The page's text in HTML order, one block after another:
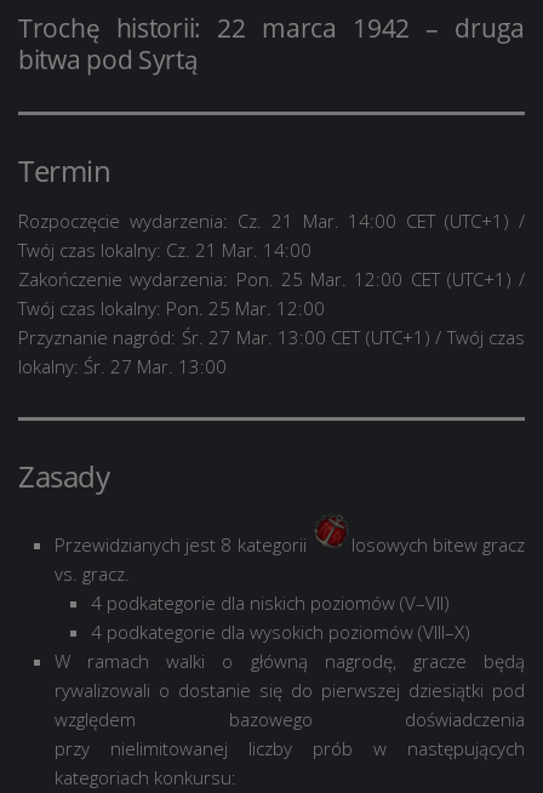
Trochę historii: 22 marca 1942 – druga
bitwa pod Syrtą
Termin
Rozpoczęcie wydarzenia: Cz. 21 Mar. 14:00 CET (UTC+1) /
Twój czas lokalny: Cz. 21 Mar. 14:00
Zakończenie wydarzenia: Pon. 25 Mar. 12:00 CET (UTC+1) /
Twój czas lokalny: Pon. 25 Mar. 12:00
Przyznanie nagród: Śr. 27 Mar. 13:00 CET (UTC+1)/ Twój czas
lokalny: Śr. 27 Mar. 13:00
Zasady
Przewidzianych jest 8 kategorii
losowych bitew gracz
vs. gracz.
4 podkategorie dla niskich poziomów (V–VII)
4 podkategorie dla wysokich poziomów (VIII–X)
W ramach walki o główną nagrodę, gracze będą
rywalizowali o dostanie się do pierwszej dziesiątki pod
względem bazowego doświadczenia
przy nielimitowanej liczby prób w następujących
kategoriach konkursu: